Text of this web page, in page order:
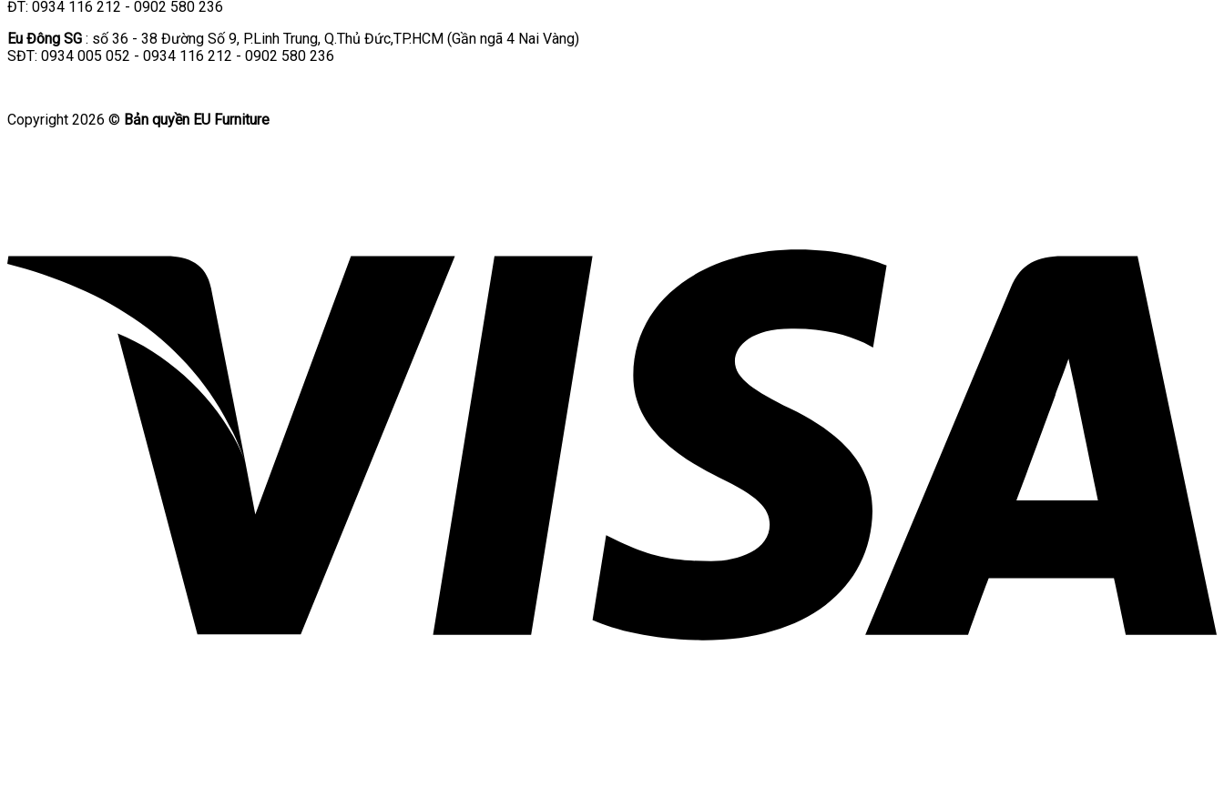
ĐT: 0934 116 212 - 0902 580 236
Eu Đông SG : số 36 - 38 Đường Số 9, P.Linh Trung, Q.Thủ Đức,TP.HCM (Gần ngã 4 Nai Vàng)
SĐT: 0934 005 052 - 0934 116 212 - 0902 580 236
Copyright 2026 © Bản quyền EU Furniture